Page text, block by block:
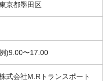
京都墨田区
)9.00〜17.00
式会社M.Rトランスポート